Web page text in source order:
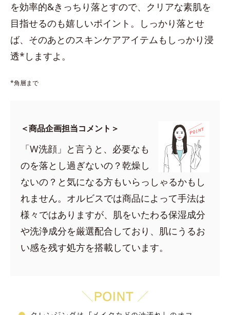
を効率的&きっちり落とすので、クリアな素肌を
目指せるのも嬉しいポイント。しっかり落とせ
ば、そのあとのスキンケアアイテムもしっかり浸
透*しますよ。
*角層まで
＜商品企画担当コメント＞
「W洗顔」と言うと、必要なも
のを落とし過ぎないの？乾燥し
ないの？と気になる方もいらっしゃるかもし
れません。オルビスでは商品によって手法は
様々ではありますが、肌をいたわる保湿成分
や洗浄成分を厳選配合しており、肌にうるお
い感を残す処方を搭載しています。